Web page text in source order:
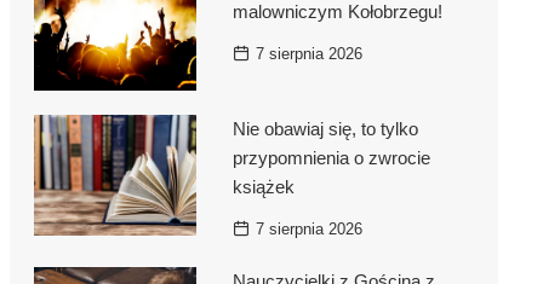
malowniczym Kołobrzegu!
7 sierpnia 2026
Nie obawiaj się, to tylko
przypomnienia o zwrocie
książek
7 sierpnia 2026